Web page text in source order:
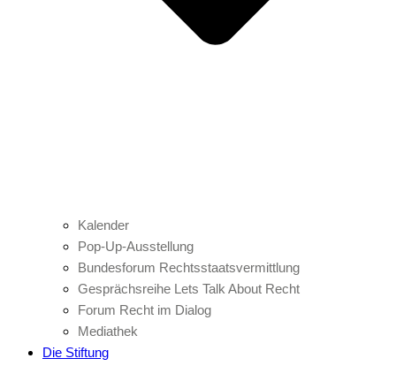
Kalender
Pop-Up-Ausstellung
Bundesforum Rechtsstaatsvermittlung
Gesprächsreihe Lets Talk About Recht
Forum Recht im Dialog
Mediathek
Die Stiftung